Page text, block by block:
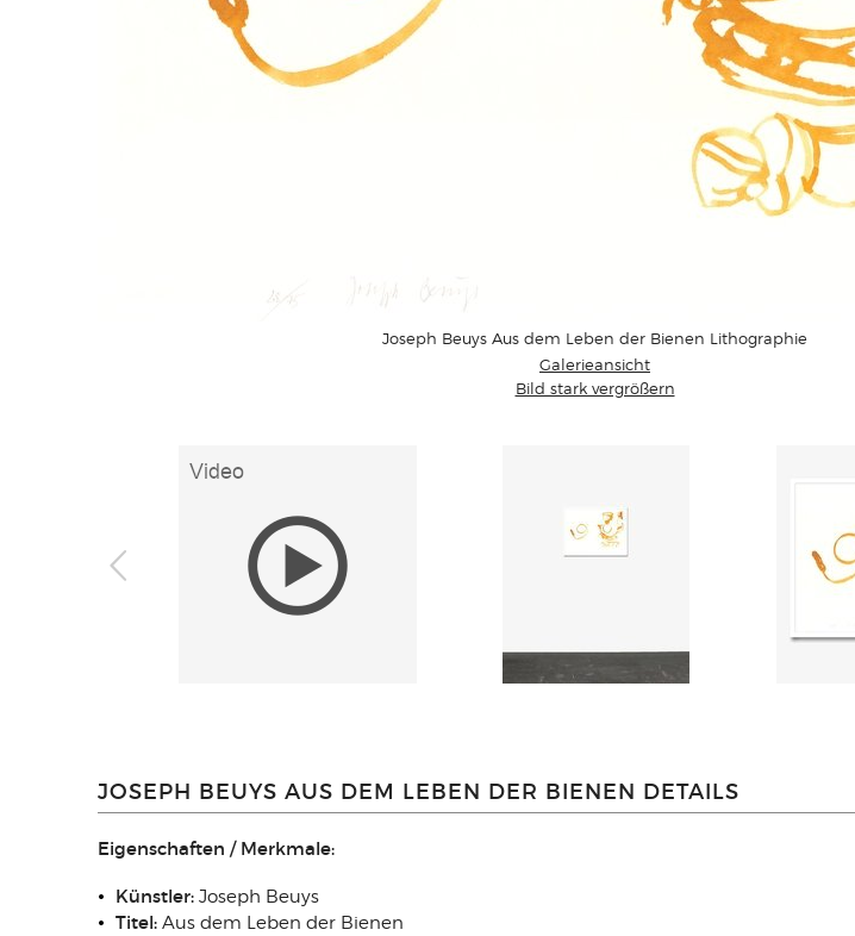
Joseph Beuys Aus dem Leben der Bienen Lithographie
Galerieansicht
Bild stark vergrößern
JOSEPH BEUYS AUS DEM LEBEN DER BIENEN DETAILS
Eigenschaften / Merkmale:
Künstler: Joseph Beuys
Titel: Aus dem Leben der Bienen